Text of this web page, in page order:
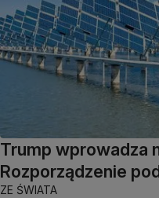
Trump wprowadza
Rozporządzenie
ZE ŚWIATA